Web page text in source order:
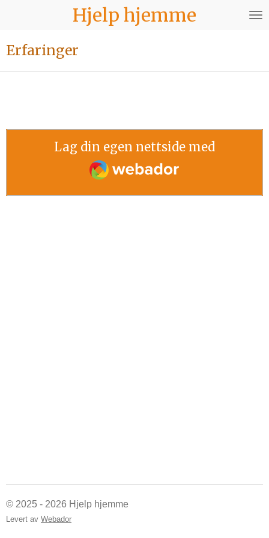
Hjelp hjemme
Erfaringer
Lag din egen nettside med
Webador
© 2025 - 2026 Hjelp hjemme
Levert av Webador